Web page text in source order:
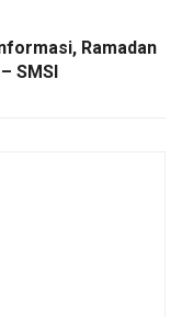
Ramadan
SMSI